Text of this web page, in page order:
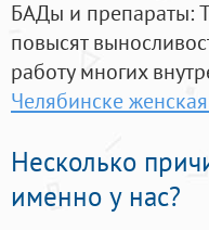
БАДы и препараты:
повысят
работу многих
Челябинске
Несколько
именно у нас?